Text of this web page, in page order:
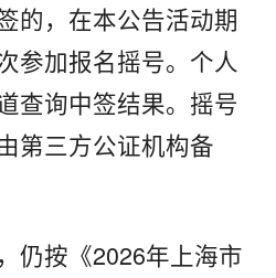
的，在本公告活动期
参加报名摇号。个人
查询中签结果。摇号
第三方公证机构备
仍按《2026年上海市